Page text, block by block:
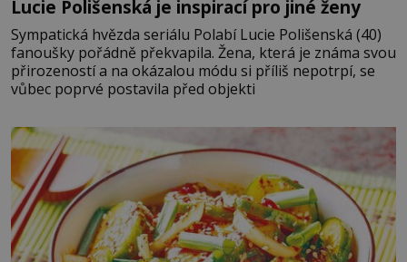
Lucie Polišenská je inspirací pro jiné ženy
Sympatická hvězda seriálu Polabí Lucie Polišenská (40)
fanoušky pořádně překvapila. Žena, která je známa svou
přirozeností a na okázalou módu si příliš nepotrpí, se
vůbec poprvé postavila před objekti